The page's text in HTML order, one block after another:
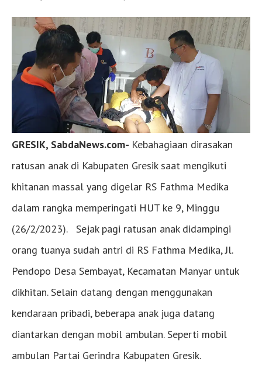
GRESIK, SabdaNews.com- Kebahagiaan dirasakan
ratusan anak di Kabupaten Gresik saat mengikuti
khitanan massal yang digelar RS Fathma Medika
dalam rangka memperingati HUT ke 9, Minggu
(26/2/2023). Sejak pagi ratusan anak didampingi
orang tuanya sudah antri di RS Fathma Medika, Jl.
Pendopo Desa Sembayat, Kecamatan Manyar untuk
dikhitan. Selain datang dengan menggunakan
kendaraan pribadi, beberapa anak juga datang
diantarkan dengan mobil ambulan. Seperti mobil
ambulan Partai Gerindra Kabupaten Gresik.